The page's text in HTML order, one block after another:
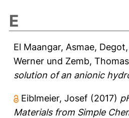
E
El Maangar, Asmae,
Werner und Zemb, Thomas
solution of an anionic
Eiblmeier, Josef (2017)
Materials from Simple